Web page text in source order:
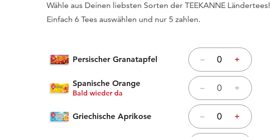
Wähle aus Deinen liebsten Sorten der TEEKANNE Ländertees!
Einfach 6 Tees auswählen und nur 5 zahlen.
Persischer Granatapfel – +
Spanische Orange
Bald wieder da
– +
Griechische Aprikose – +